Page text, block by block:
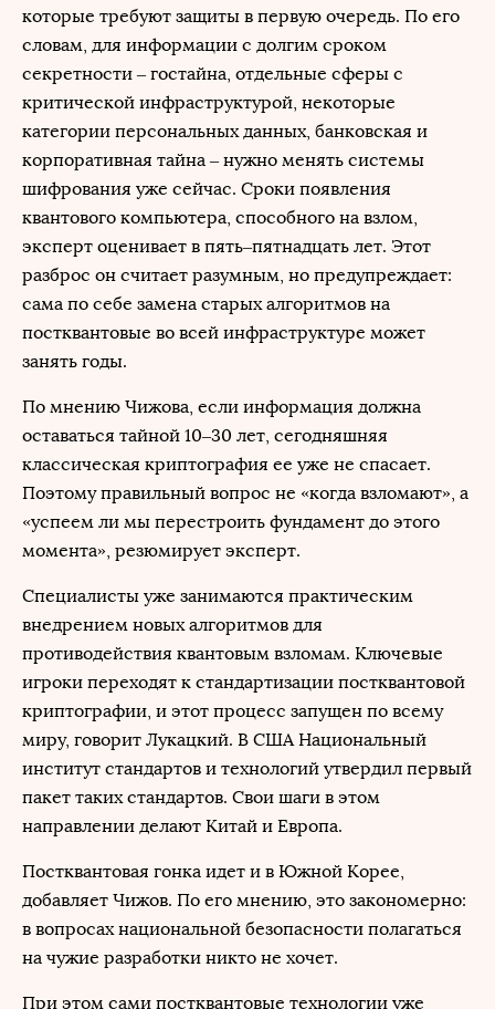
которые требуют защиты в первую очередь. По его
словам, для информации с долгим сроком
секретности – гостайна, отдельные сферы с
критической инфраструктурой, некоторые
категории персональных данных, банковская и
корпоративная тайна – нужно менять системы
шифрования уже сейчас. Сроки появления
квантового компьютера, способного на взлом,
эксперт оценивает в пять–пятнадцать лет. Этот
разброс он считает разумным, но предупреждает:
сама по себе замена старых алгоритмов на
постквантовые во всей инфраструктуре может
занять годы.
По мнению Чижова, если информация должна
оставаться тайной 10–30 лет, сегодняшняя
классическая криптография ее уже не спасает.
Поэтому правильный вопрос не «когда взломают», а
«успеем ли мы перестроить фундамент до этого
момента», резюмирует эксперт.
Специалисты уже занимаются практическим
внедрением новых алгоритмов для
противодействия квантовым взломам. Ключевые
игроки переходят к стандартизации постквантовой
криптографии, и этот процесс запущен по всему
миру, говорит Лукацкий. В США Национальный
институт стандартов и технологий утвердил первый
пакет таких стандартов. Свои шаги в этом
направлении делают Китай и Европа.
Постквантовая гонка идет и в Южной Корее,
добавляет Чижов. По его мнению, это закономерно:
в вопросах национальной безопасности полагаться
на чужие разработки никто не хочет.
При этом сами постквантовые технологии уже